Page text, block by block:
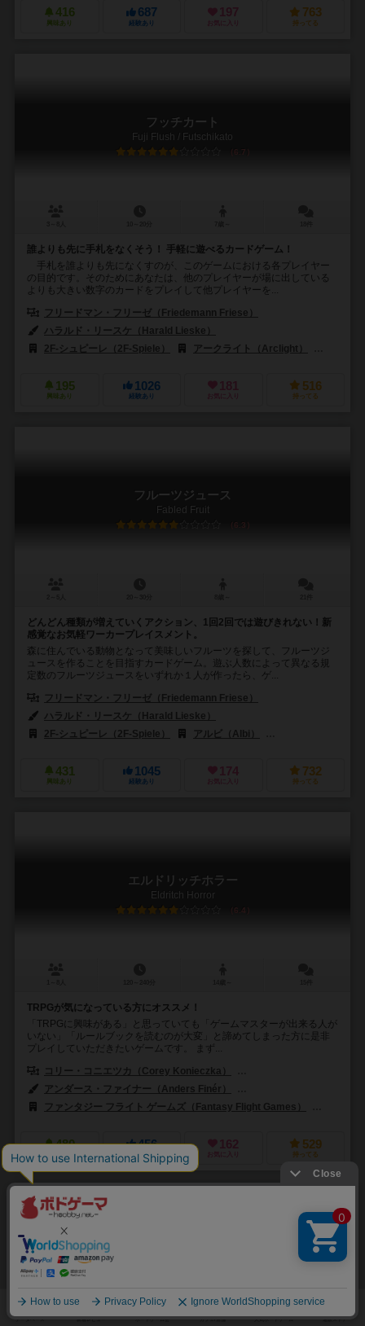
416
興味あり
687
経験あり
197
お気に入り
763
持ってる
フッチカート
Fuji Flush / Futschikato
6.7
誰よりも先に手札をなくそう！ 手軽に遊べるカードゲーム！
手札を誰よりも先になくすのが、このゲームにおける各プレイヤー
の目的です。そのためにあなたは、他のプレイヤーが場に出している
よりも大きい数字のカードをプレイして他プレイヤーを...
フリードマン・フリーゼ（Friedemann Friese）
ハラルド・リースケ（Harald Lieske）
2F-シュピーレ（2F-Spiele）
アークライト（Arclight）
195
興味あり
1026
経験あり
181
お気に入り
516
持ってる
フルーツジュース
Fabled Fruit
6.3
どんどん種類が増えていくアクション、1回2回では遊びきれない！新
感覚なお気軽ワーカープレイスメント。
森に住んでいる動物となって美味しいフルーツを探して、フルーツジ
ュースを作ることを目指すカードゲーム。遊ぶ人数によって異なる規
定数のフルーツジュースをいずれか１人が作ったら、ゲ...
フリードマン・フリーゼ（Friedemann Friese）
ハラルド・リースケ（Harald Lieske）
2F-シュピーレ（2F-Spiele）
アルビ（Albi）
431
興味あり
1045
経験あり
174
お気に入り
732
持ってる
エルドリッチホラー
Eldritch Horror
6.4
TRPGが気になっている方にオススメ！
「TRPGに興味がある」と思っていても「ゲームマスターが出来る人が
いない」「ルールブックを読むのが大変」と諦めてしまった方に是非
プレイしていただきたいゲームです。 まず...
コリー・コニエツカ（Corey Konieczka）
アンダース・ファイナー（Anders Finér）
ファンタジー フライト ゲームズ（Fantasy Flight Games）
480
興味あり
456
経験あり
162
お気に入り
529
持ってる
サンクトペテルブルク：第2版